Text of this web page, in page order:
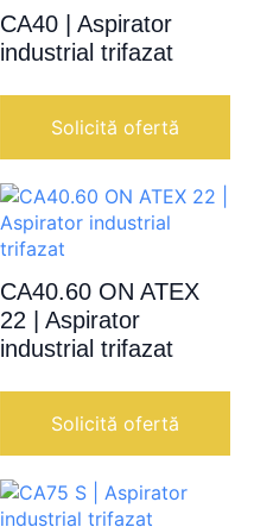
CA40 | Aspirator
industrial trifazat
Solicită ofertă
CA40.60 ON ATEX
22 | Aspirator
industrial trifazat
Solicită ofertă